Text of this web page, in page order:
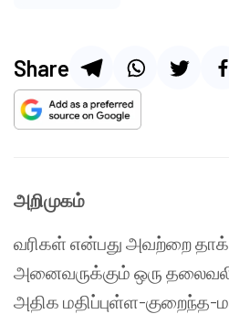
Share
அறிமுகம்
வரிகள் என்பது அவற்றை
அனைவருக்கும் ஒரு தலைவலி
அதிக மதிப்புள்ள-குறைந்த-